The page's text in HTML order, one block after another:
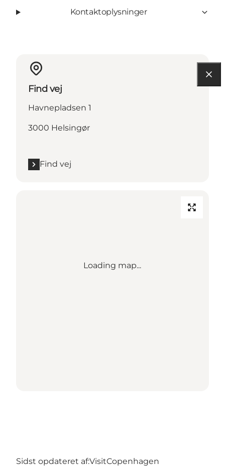
Kontaktoplysninger
Find vej
Havnepladsen 1
3000 Helsingør
Find vej
Loading map...
Sidst opdateret af:VisitCopenhagen